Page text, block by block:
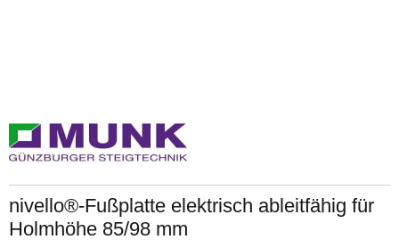
nivello®-Fußplatte elektrisch ableitfähig für
Holmhöhe 85/98 mm